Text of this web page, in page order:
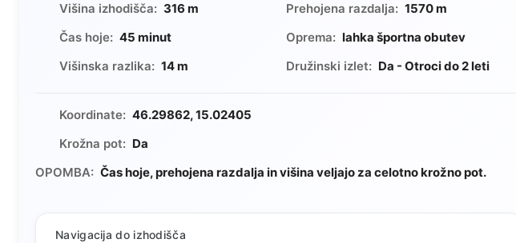
Višina izhodišča: 316 m
Čas hoje: 45 minut
Višinska razlika: 14 m
Prehojena razdalja: 1570 m
Oprema: lahka športna obutev
Družinski izlet: Da - Otroci do 2 leti
Koordinate: 46.29862, 15.02405
Krožna pot: Da
OPOMBA: Čas hoje, prehojena razdalja in višina veljajo za celotno krožno pot.
Navigacija do izhodišča